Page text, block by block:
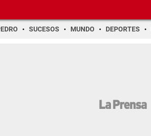
SUCESOS MUNDO DEPORTES